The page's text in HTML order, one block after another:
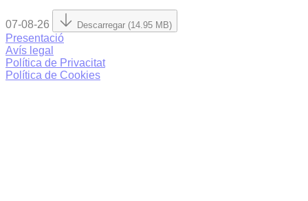
07-08-26 Descarregar (14.95 MB)
Presentació
Avís legal
Política de Privacitat
Política de Cookies